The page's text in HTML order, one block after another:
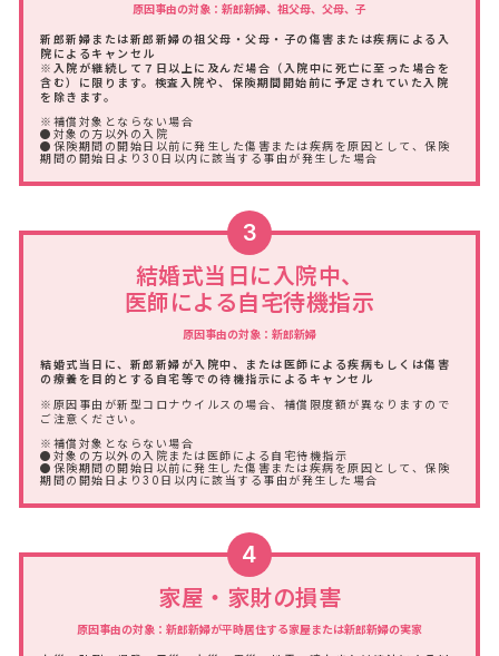
原因事由の対象：新郎新婦、祖父母、父母、子
新郎新婦または新郎新婦の祖父母・父母・子の傷害または疾病による入
院によるキャンセル
※入院が継続して７日以上に及んだ場合（入院中に死亡に至った場合を
含む）に限ります。検査入院や、保険期間開始前に予定されていた入院
を除きます。
※補償対象とならない場合
●対象の方以外の入院
●保険期間の開始日以前に発生した傷害または疾病を原因として、保険
期間の開始日より30日以内に該当する事由が発生した場合
3
結婚式当日に入院中、
医師による自宅待機指示
原因事由の対象：新郎新婦
結婚式当日に、新郎新婦が入院中、または医師による疾病もしくは傷害
の療養を目的とする自宅等での待機指示によるキャンセル
※原因事由が新型コロナウイルスの場合、補償限度額が異なりますので
ご注意ください。
※補償対象とならない場合
●対象の方以外の入院または医師による自宅待機指示
●保険期間の開始日以前に発生した傷害または疾病を原因として、保険
期間の開始日より30日以内に該当する事由が発生した場合
4
家屋・家財の損害
原因事由の対象：新郎新婦が平時居住する家屋または新郎新婦の実家